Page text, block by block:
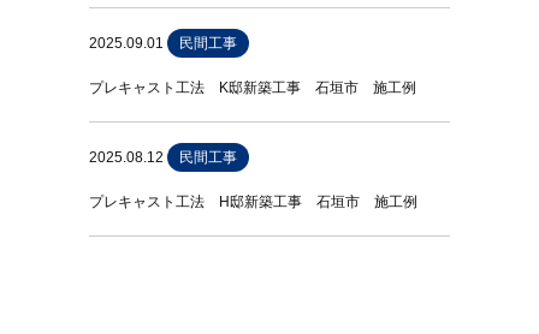
2025.09.01 民間工事
プレキャスト工法 K邸新築工事 石垣市 施工例
2025.08.12 民間工事
プレキャスト工法 H邸新築工事 石垣市 施工例